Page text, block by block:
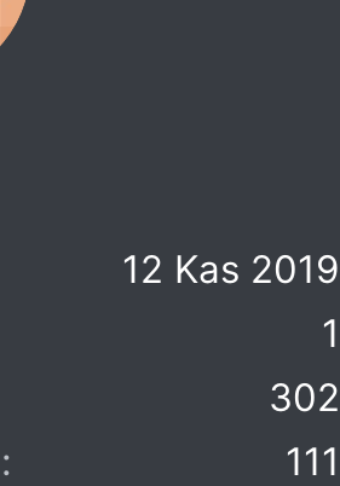
12 Kas 2019
1
302
111